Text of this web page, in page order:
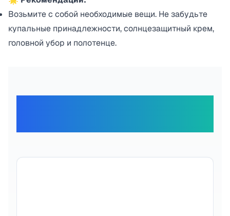
Возьмите с собой необходимые вещи. Не забудьте
купальные принадлежности, солнцезащитный крем,
головной убор и полотенце.